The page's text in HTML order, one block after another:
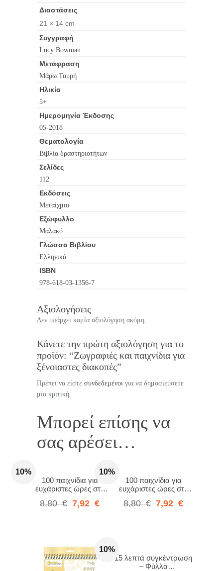
Διαστάσεις
21 × 14 cm
Συγγραφή
Lucy Bowman
Μετάφραση
Μάρω Ταυρή
Ηλικία
5+
Ημερομηνία Έκδοσης
05-2018
Θεματολογία
Βιβλία δραστηριοτήτων
Σελίδες
112
Εκδόσεις
Μεταίχμιο
Εξώφυλλο
Μαλακό
Γλώσσα Βιβλίου
Ελληνικά
ISBN
978-618-03-1356-7
Αξιολογήσεις
Δεν υπάρχει καμία αξιολόγηση ακόμη.
Κάνετε την πρώτη αξιολόγηση για το
προϊόν: “Ζωγραφιές και παιχνίδια για
ξένοιαστες διακοπές”
Πρέπει να είστε συνδεδεμένοι για να δημοσιεύσετε
μια κριτική.
Μπορεί επίσης να
σας αρέσει…
10%
100 παιχνίδια για
ευχάριστες ώρες στο
8,80 € 7,92 €
10%
100 παιχνίδια για
ευχάριστες ώρες στο
8,80 € 7,92 €
10%
15 λεπτά συγκέντρωση
– Φύλλα